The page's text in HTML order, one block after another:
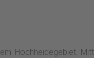
Hochheidegebiet.